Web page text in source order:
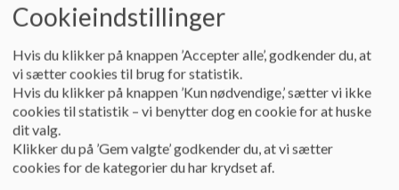
Er et medlem forhindret i at deltage i et skolebestyrelsesmøde,
deltager så vidt muligt en stedfortræder/suppleant, som så får
stemmeret.
Stk. 1. Afbud skal meddeles formanden eller skolelederen hurtigst
muligt.
Stk. 2. Skolebestyrelsen kan invitere andre parter ind til drøftelse af
Cookieindstillinger
Hvis du klikker på knappen ’Accepter alle’, godkender du, at
vi sætter cookies til brug for statistik.
Hvis du klikker på knappen ’Kun nødvendige,’ sætter vi ikke
cookies til statistik – vi benytter dog en cookie for at huske
dit valg.
Klikker du på ’Gem valgte’ godkender du, at vi sætter
cookies for de kategorier du har krydset af.